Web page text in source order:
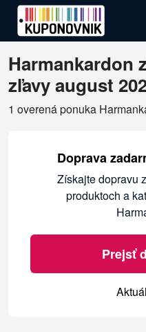
Harmankardon
zľavy august
1 overená ponuka
Overené kupóny
Doprava
Získajte dopravu
produktoch a
Prejsť